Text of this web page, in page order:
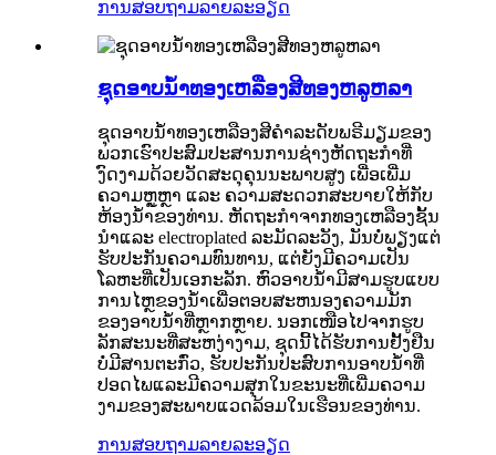
ການສອບຖາມລາຍລະອຽດ
ຊຸດອາບນ້ໍາທອງເຫລືອງສີທອງຫລູຫລາ
ຊຸດອາບນ້ຳທອງເຫລືອງສີຄຳລະດັບພຣີມຽມຂອງ
ພວກເຮົາປະສົມປະສານການຊ່າງຫັດຖະກຳທີ່
ງົດງາມດ້ວຍວັດສະດຸຄຸນນະພາບສູງ ເພື່ອເພີ່ມ
ຄວາມຫຼູຫຼາ ແລະ ຄວາມສະດວກສະບາຍໃຫ້ກັບ
ຫ້ອງນ້ຳຂອງທ່ານ. ຫັດຖະກໍາຈາກທອງເຫລືອງຊັ້ນ
ນໍາແລະ electroplated ລະມັດລະວັງ, ມັນບໍ່ພຽງແຕ່
ຮັບປະກັນຄວາມທົນທານ, ແຕ່ຍັງມີຄວາມເປັນ
ໂລຫະທີ່ເປັນເອກະລັກ. ຫົວອາບນໍ້າມີສາມຮູບແບບ
ການໄຫຼຂອງນ້ໍາເພື່ອຕອບສະຫນອງຄວາມມັກ
ຂອງອາບນ້ໍາທີ່ຫຼາກຫຼາຍ. ນອກເໜືອໄປຈາກຮູບ
ລັກສະນະທີ່ສະຫງ່າງາມ, ຊຸດນີ້ໄດ້ຮັບການຢັ້ງຢືນ
ບໍ່ມີສານຕະກົ່ວ, ຮັບປະກັນປະສົບການອາບນໍ້າທີ່
ປອດໄພແລະມີຄວາມສຸກໃນຂະນະທີ່ເພີ່ມຄວາມ
ງາມຂອງສະພາບແວດລ້ອມໃນເຮືອນຂອງທ່ານ.
ການສອບຖາມລາຍລະອຽດ